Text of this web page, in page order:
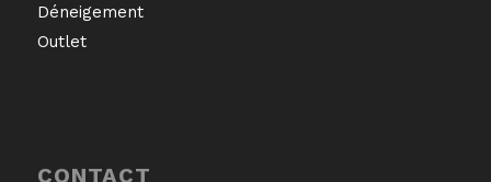
Déneigement
Outlet
CONTACT